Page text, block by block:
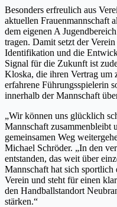
Besonders erfreulich aus
aktuellen Frauenmannschaft
dem eigenen A
tragen. Damit setzt der
Identifikation und die
Signal für die Zukunft ist
Kloska, die ihren Vertrag um
erfahrene Führungsspielerin
innerhalb der Mannschaft
„Wir können uns glücklich
Mannschaft zusammenbleibt
gemeinsamen Weg
Michael Schröder. „In den
entstanden, das weit über
Mannschaft hat sich
Verein und steht für einen
den Handballstandort
stärken.“